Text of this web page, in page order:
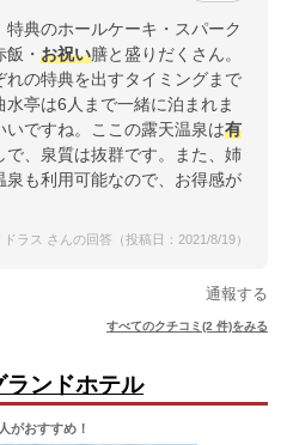
特典のホールケーキ・スパーク
・ お祝い膳と盛りだくさん。
の特典を出すタイミングまで
亭は6人まで一緒に泊まれま
ですね。ここの露天温泉は有
で、泉質は抜群です。また、姉
も利用可能なので、お得感が
ドラス さんの回答（投稿日：2021/8/19）
通報する
すべてのクチコミ(2 件)をみる
ンドホテル
がおすすめ！